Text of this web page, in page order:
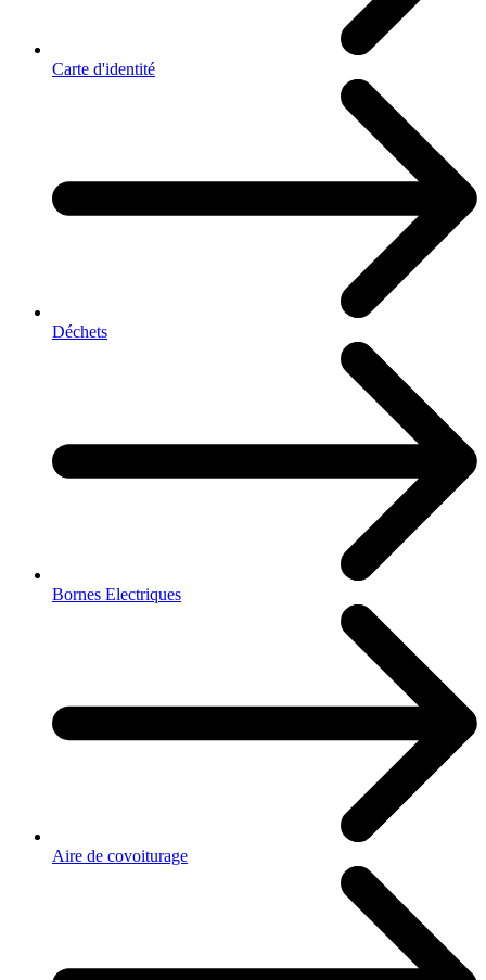
Carte d'identité
Déchets
Bornes Electriques
Aire de covoiturage